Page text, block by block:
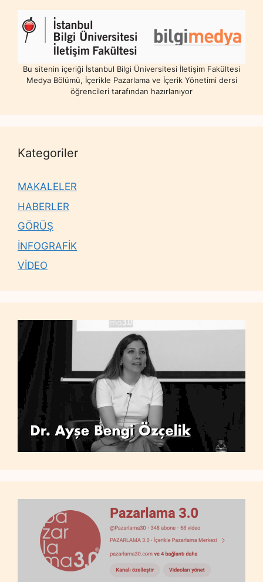
Bu sitenin içeriği İstanbul Bilgi Üniversitesi İletişim Fakültesi
Medya Bölümü, İçerikle Pazarlama ve İçerik Yönetimi dersi
öğrencileri tarafından hazırlanıyor
Kategoriler
MAKALELER
HABERLER
GÖRÜŞ
İNFOGRAFİK
VİDEO